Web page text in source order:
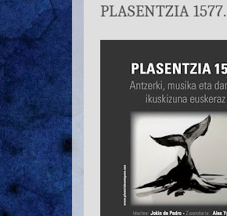
PLASENTZIA 1577.